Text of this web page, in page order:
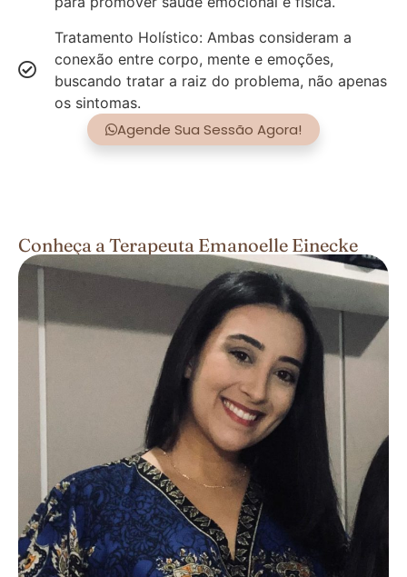
Tratamento Holístico: Ambas consideram a
conexão entre corpo, mente e emoções,
buscando tratar a raiz do problema, não apenas
os sintomas.
Agende Sua Sessão Agora!
Conheça a Terapeuta Emanoelle Einecke